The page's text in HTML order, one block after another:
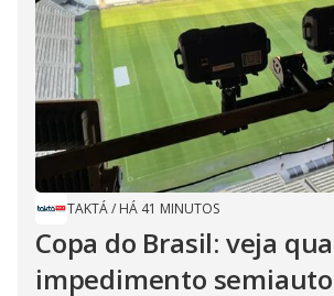
TAKTÁ/ HÁ 41 MINUTOS
Copa do Brasil: veja
impedimento